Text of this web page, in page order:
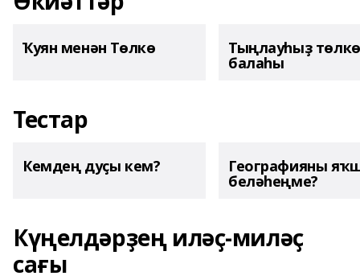
Ҡуян менән Төлкө Тыңлауһыҙ төлкө
балаһы
Тестар
Кемдең дуҫы кем? Географияны
беләһеңме?
Күңелдәрҙең иләҫ-миләҫ
сағы